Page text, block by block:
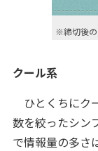
※締切後の
クール系
ひとくちにク
数を絞ったシン
で情報量の多さ